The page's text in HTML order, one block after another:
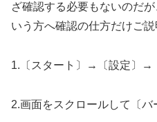
ざ確認する必要もないのだ
いう方へ確認の仕方だけご説
1.〔スタート〕→〔設定〕→
2.画面をスクロールして〔バ